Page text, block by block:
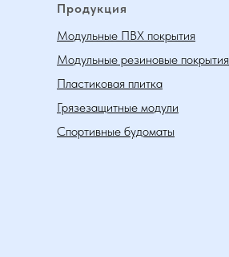
Продукция
Модульные ПВХ покрытия
Модульные резиновые покрытия
Пластиковая плитка
Грязезащитные модули
Спортивные будоматы